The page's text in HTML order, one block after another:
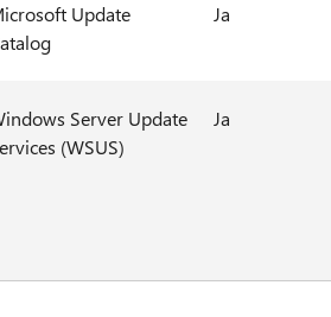
Update
Ja
Server Update
(WSUS)
Ja